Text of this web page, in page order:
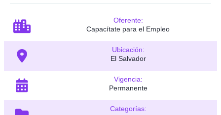
Oferente:
Capacítate para el Empleo
Ubicación:
El Salvador
Vigencia:
Permanente
Categorías: